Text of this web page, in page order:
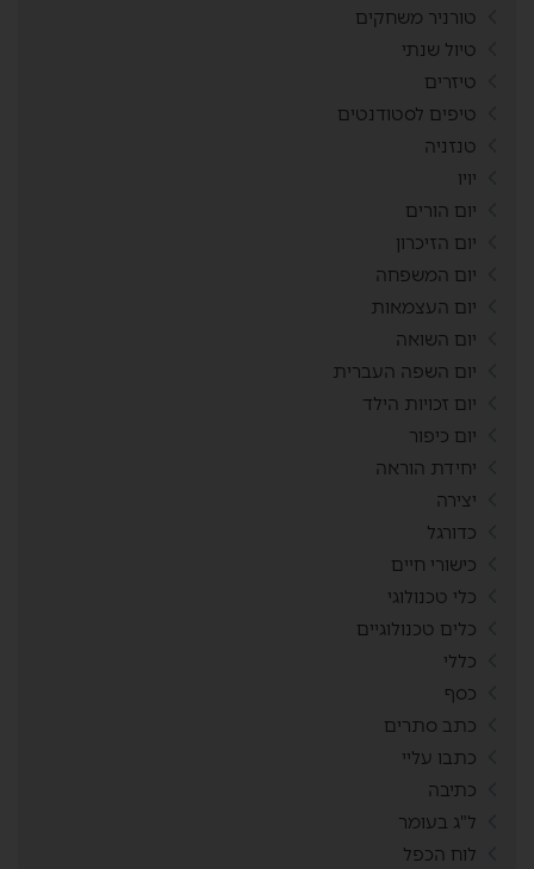
טורניר משחקים
טיול שנתי
טיזרים
טיפים לסטודנטים
טנזניה
יויו
יום הורים
יום הזיכרון
יום המשפחה
יום העצמאות
יום השואה
יום השפה העברית
יום זכויות הילד
יום כיפור
יחידת הוראה
יצירה
כדורגל
כישורי חיים
כלי טכנולוגי
כלים טכנולוגיים
כללי
כסף
כתב סתרים
כתבו עליי
כתיבה
ל"ג בעומר
לוח הכפל